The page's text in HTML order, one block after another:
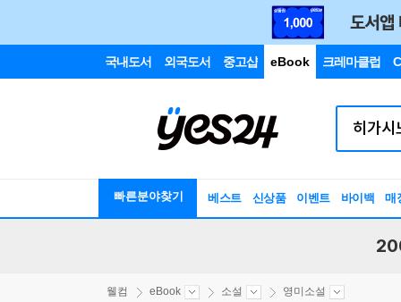
국내도서 외국도서 중고샵 eBook 크레마클럽
빠른분야찾기 베스트 신상품 이벤트 바이백 매
웰컴 eBook 소설 영미소설